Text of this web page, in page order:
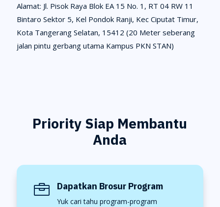
Alamat: Jl. Pisok Raya Blok EA 15 No. 1, RT 04 RW 11
Bintaro Sektor 5, Kel Pondok Ranji, Kec Ciputat Timur,
Kota Tangerang Selatan, 15412 (20 Meter seberang
jalan pintu gerbang utama Kampus PKN STAN)
Priority Siap Membantu
Anda
 Dapatkan Brosur Program
Yuk cari tahu program-program